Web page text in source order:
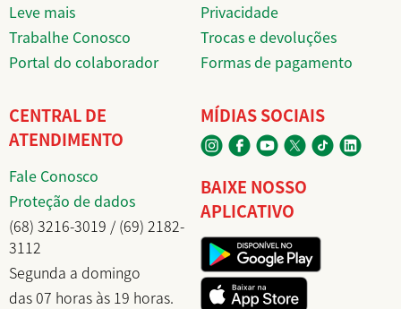
Leve mais
Trabalhe Conosco
Portal do colaborador
Privacidade
Trocas e devoluções
Formas de pagamento
CENTRAL DE
ATENDIMENTO
Fale Conosco
Proteção de dados
(68) 3216-3019 / (69) 2182-
3112
Segunda a domingo
das 07 horas às 19 horas.
MÍDIAS SOCIAIS
BAIXE NOSSO
APLICATIVO